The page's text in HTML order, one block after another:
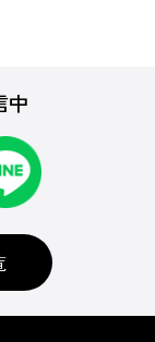
中